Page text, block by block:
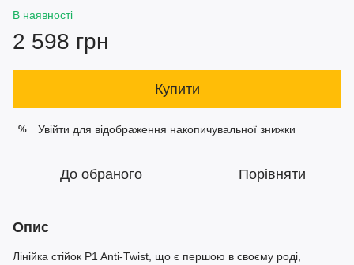
В наявності
2 598 грн
Купити
% Увійти для відображення накопичувальної знижки
До обраного Порівняти
Опис
Лінійка стійок P1 Anti-Twist, що є першою в своєму роді,